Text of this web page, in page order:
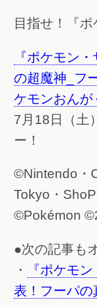
目指せ！『ポ
『ポケモン
の超魔神_フ
ケモンおんが
7月18日（土
ー！
©Nintendo・
Tokyo・
©Pokémon
●次の記事
・
『ポケモ
表！フーパの